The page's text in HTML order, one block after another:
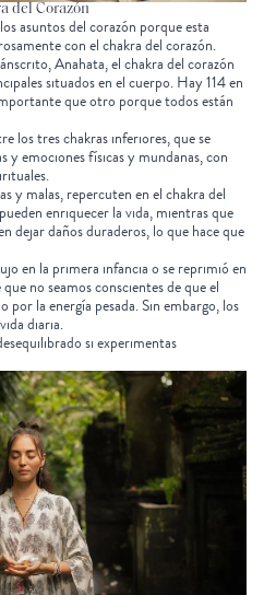
del Corazón
asuntos del corazón porque esta
con el chakra del corazón.
Anahata, el chakra del corazón
situados en el cuerpo. Hay 114 en
que otro porque todos están
los tres chakras inferiores, que se
y emociones físicas y mundanas, con
y malas, repercuten en el chakra del
enriquecer la vida, mientras que
dejar daños duraderos, lo que hace que
en la primera infancia o se reprimió en
no seamos conscientes de que el
por la energía pesada. Sin embargo, los
diaria.
si experimentas